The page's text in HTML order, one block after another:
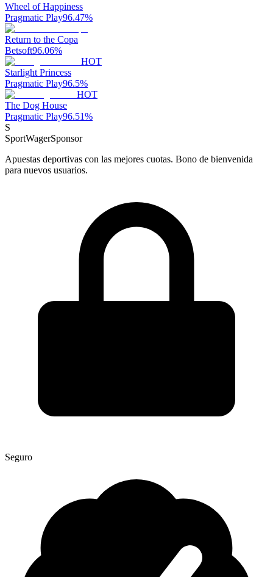
Wheel of Happiness
Pragmatic Play96.47%
Return to the Copa
Betsoft96.06%
HOT
Starlight Princess
Pragmatic Play96.5%
HOT
The Dog House
Pragmatic Play96.51%
S
SportWagerSponsor
Apuestas deportivas con las mejores cuotas. Bono de bienvenida
para nuevos usuarios.
Seguro